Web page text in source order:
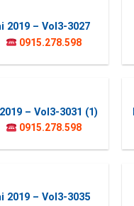
2019 – Vol3-3027
0915.278.598
– Vol3-3031 (1)
0915.278.598
2019 – Vol3-3035